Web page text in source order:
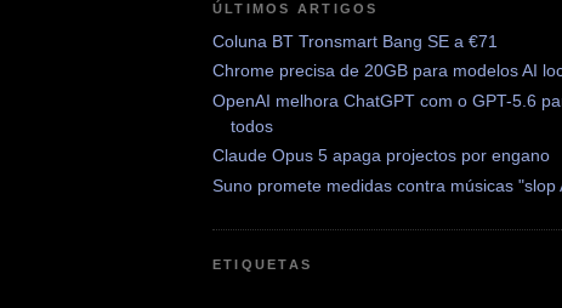
ÚLTIMOS ARTIGOS
Coluna BT Tronsmart Bang SE a €71
Chrome precisa de 20GB para modelos AI
OpenAI melhora ChatGPT com o GPT-5.6
todos
Claude Opus 5 apaga projectos por engano
Suno promete medidas contra músicas "slop
ETIQUETAS